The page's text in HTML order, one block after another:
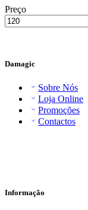
Preço
Damagic
Sobre Nós
Loja Online
Promoções
Contactos
Informação